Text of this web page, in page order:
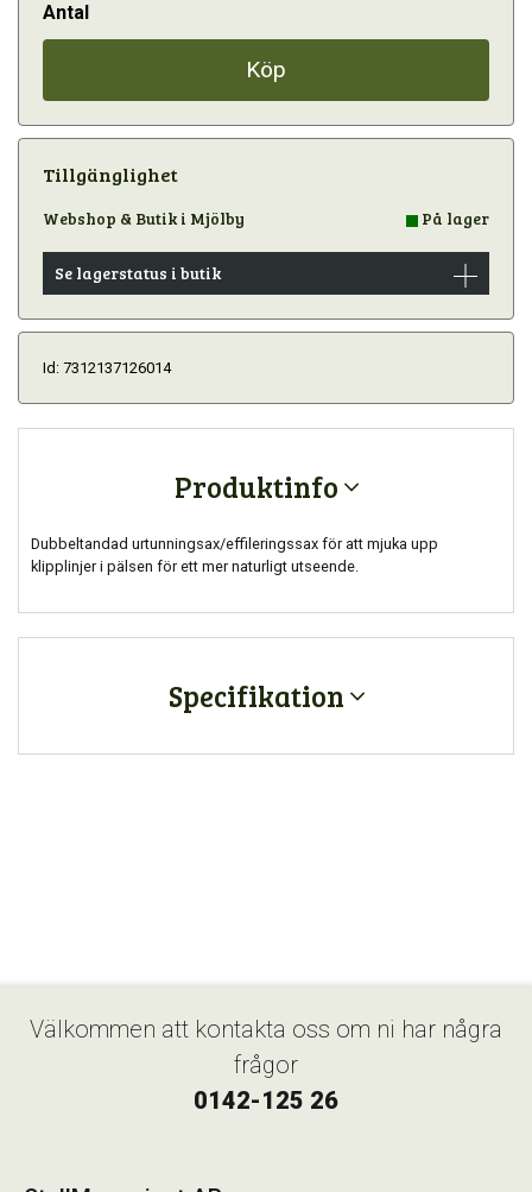
Antal
Köp
Tillgänglighet
Webshop & Butik i Mjölby På lager
Se lagerstatus i butik
Id: 7312137126014
Produktinfo
Dubbeltandad urtunningsax/effileringssax för att mjuka upp
klipplinjer i pälsen för ett mer naturligt utseende.
Specifikation
Välkommen att kontakta oss om ni har några
frågor
0142-125 26